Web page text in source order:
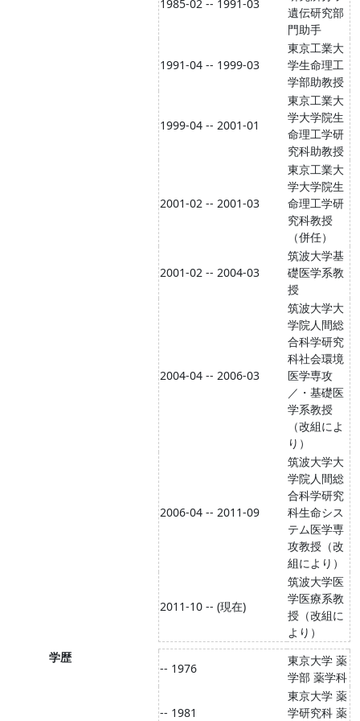
1985-02 -- 1991-03
遺伝研究部
門助手
1991-04 -- 1999-03
東京工業大
学生命理工
学部助教授
1999-04 -- 2001-01
東京工業大
学大学院生
命理工学研
究科助教授
2001-02 -- 2001-03
東京工業大
学大学院生
命理工学研
究科教授
（併任）
2001-02 -- 2004-03
筑波大学基
礎医学系教
授
2004-04 -- 2006-03
筑波大学大
学院人間総
合科学研究
科社会環境
医学専攻
／・基礎医
学系教授
（改組によ
り）
2006-04 -- 2011-09
筑波大学大
学院人間総
合科学研究
科生命シス
テム医学専
攻教授（改
組により）
2011-10 -- (現在)
筑波大学医
学医療系教
授（改組に
より）
学歴
-- 1976
東京大学 薬
学部 薬学科
-- 1981
東京大学 薬
学研究科 薬